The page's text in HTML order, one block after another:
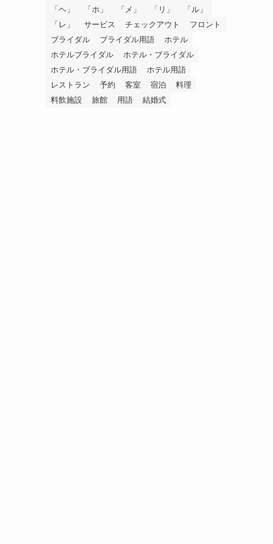
「ヘ」 「ホ」 「メ」 「リ」
「ル」
「レ」
サービス チェックアウト
フロント
ブライダル
ブライダル用語
ホテル
ホテルブライダル
ホテル・ブライダル
ホテル・ブライダル用語
ホテル用語
レストラン
予約 客室 宿泊
料理
料飲施設
旅館 用語 結婚式